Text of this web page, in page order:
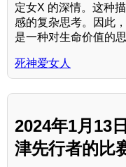
定女X 的深情。这种
感的复杂思考。因此
是一种对生命价值的
死神爱女人
2024年1月13
津先行者的比